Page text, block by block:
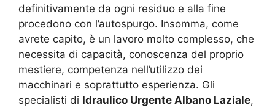
definitivamente da ogni residuo e alla fine
procedono con l’autospurgo. Insomma, come
avrete capito, è un lavoro molto complesso, che
necessita di capacità, conoscenza del proprio
mestiere, competenza nell’utilizzo dei
macchinari e soprattutto esperienza. Gli
specialisti di Idraulico Urgente Albano Laziale,